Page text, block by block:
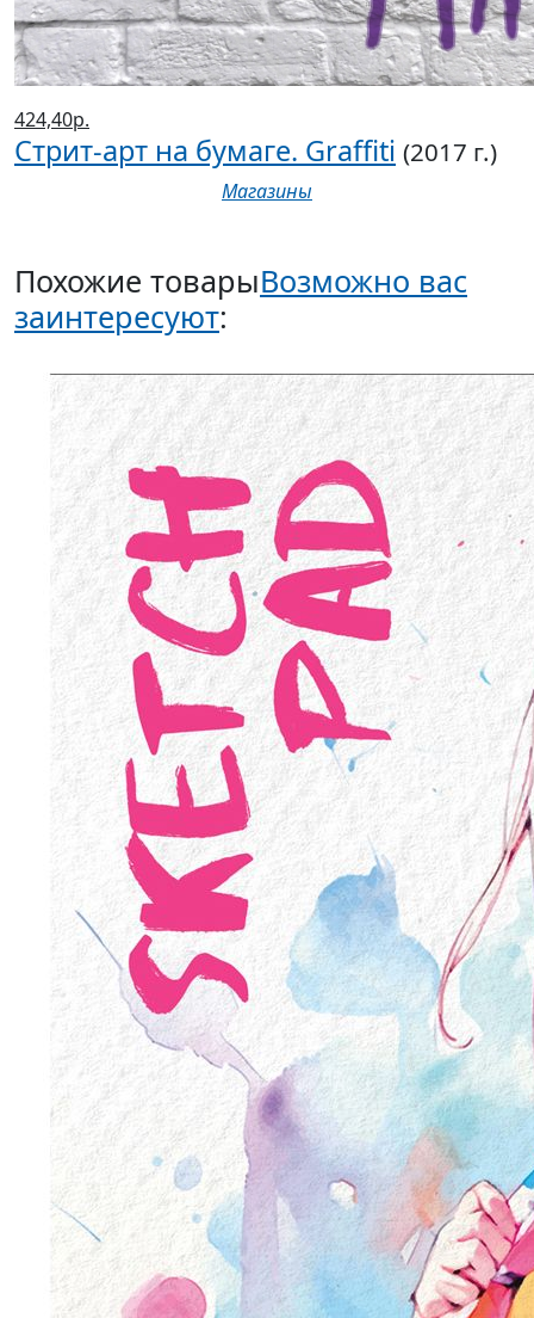
424,40р.
Стрит-арт на бумаге. Graffiti (2017 г.)
Магазины
Похожие товарыВозможно вас
заинтересуют: